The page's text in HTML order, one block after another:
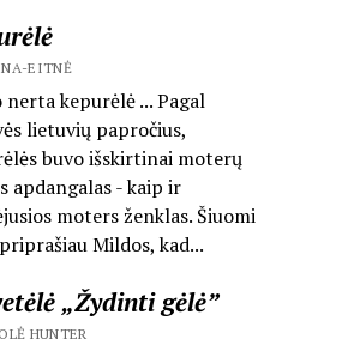
EITNĖ
nerta kepurėlė ... Pagal
lietuvių papročius,
buvo išskirtinai moterų
apdangalas - kaip ir
moters ženklas. Šiuomi
Mildos, kad...
„Žydinti gėlė”
HUNTER